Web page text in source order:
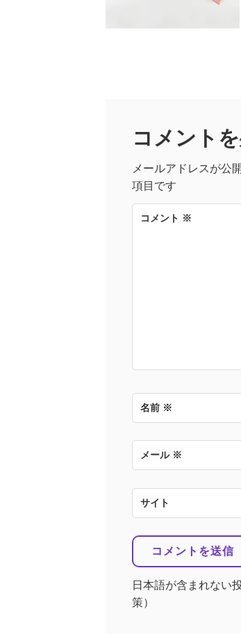
コメント
メールアドレスが公
項目です
コメント ※
名前 ※
メール ※
サイト
日本語が含まれない
策）